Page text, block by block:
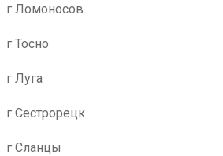
г Ломоносов
г Тосно
г Луга
г Сестрорецк
г Сланцы